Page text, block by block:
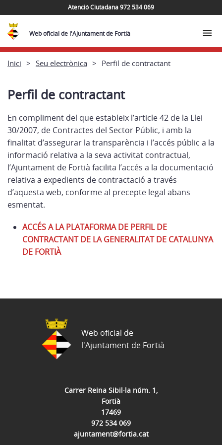
Atenció Ciutadana 972 534 069
Web oficial de l'Ajuntament de Fortià
Inici Seu electrònica Perfil de contractant
Perfil de contractant
En compliment del que estableix l’article 42 de la Llei
30/2007, de Contractes del Sector Públic, i amb la
finalitat d’assegurar la transparència i l’accés públic a la
informació relativa a la seva activitat contractual,
l’Ajuntament de Fortià facilita l’accés a la documentació
relativa a expedients de contractació a través
d’aquesta web, conforme al precepte legal abans
esmentat.
ACCÉS A LA PLATAFORMA DE PERFIL DE
CONTRACTANT DE LA GENERALITAT DE CATALUNYA
DE FORTIÀ
Carrer Reina Sibil·la núm. 1,
Fortià
17469
972 534 069
ajuntament@fortia.cat
Web oficial de
l'Ajuntament de Fortià